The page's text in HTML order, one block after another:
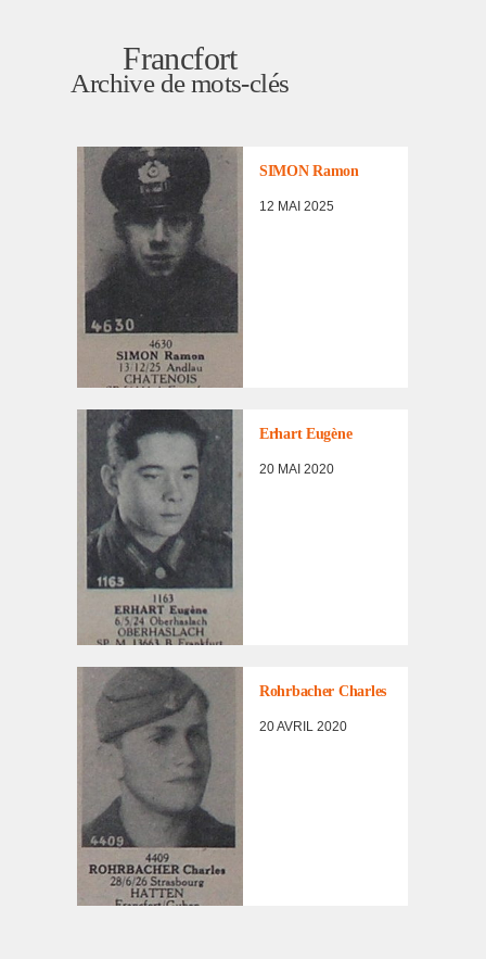
Francfort
Archive de mots-clés
SIMON Ramon
12 MAI 2025
LISTE DES NON
RENTRÉS ,
PORTRAITS
D'INCORPORÉS
FORCE/DÉPORTÉS
MILITAIRES
Erhart Eugène
20 MAI 2020
LISTE DES NON
RENTRÉS ,
PORTRAITS
D'INCORPORÉS
DE
FORCE/DÉPORTÉS
MILITAIRES
Rohr­ba­cher Charles
20 AVRIL 2020